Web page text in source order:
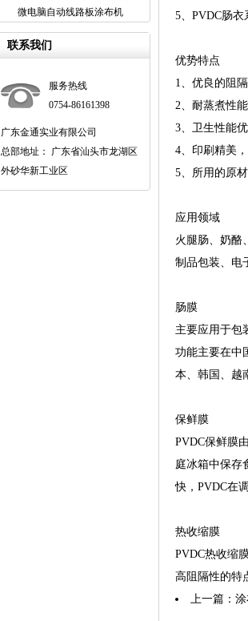
微电脑自动线路板涂布机
联系我们
服务热线
0754-86161398
广东金通实业有限公司
总部地址： 广东省汕头市龙湖区
外砂华新工业区
5、PVDC肠
优势特点
1、优良的阻
2、耐蒸煮性
3、卫生性能
4、印刷精美
5、所用的原
应用领域
火腿肠、奶酪
制品包装、电
肠膜
主要应用于包
功能主要在中
本、韩国、越
保鲜膜
PVDC保鲜膜
庭冰箱中保存
快，PVDC在
热收缩膜
PVDC热收缩
高阻隔性的特
上一篇：